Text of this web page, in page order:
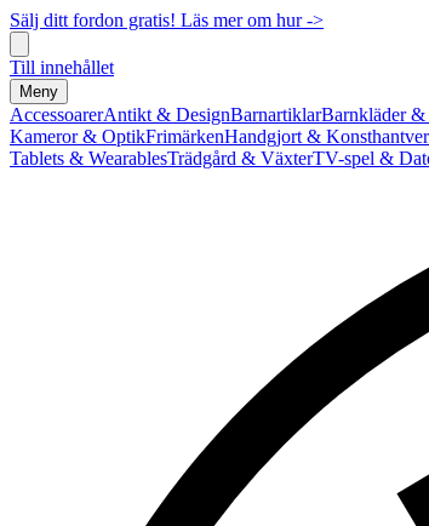
Sälj ditt fordon gratis! Läs mer om hur ->
Till innehållet
Meny
AccessoarerAntikt & DesignBarnartiklarBarnkläder
Kameror & OptikFrimärkenHandgjort &
Tablets & WearablesTrädgård & VäxterTV-spel &